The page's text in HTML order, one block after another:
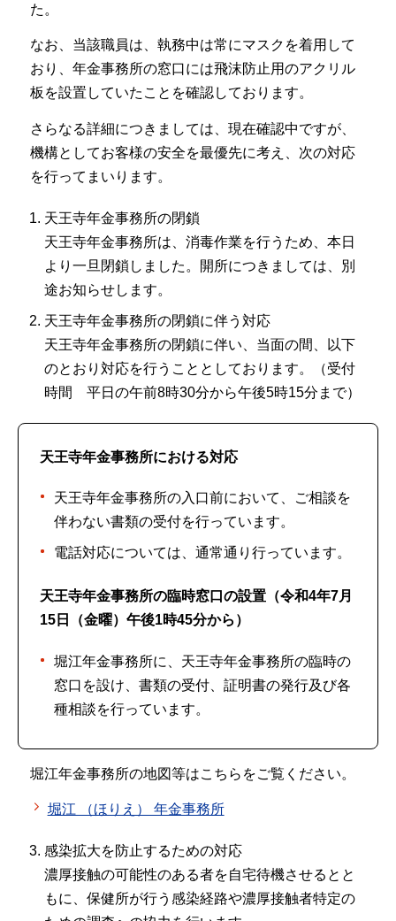
た。
なお、当該職員は、執務中は常にマスクを着用して
おり、年金事務所の窓口には飛沫防止用のアクリル
板を設置していたことを確認しております。
さらなる詳細につきましては、現在確認中ですが、
機構としてお客様の安全を最優先に考え、次の対応
を行ってまいります。
天王寺年金事務所の閉鎖
天王寺年金事務所は、消毒作業を行うため、本日
より一旦閉鎖しました。開所につきましては、別
途お知らせします。
天王寺年金事務所の閉鎖に伴う対応
天王寺年金事務所の閉鎖に伴い、当面の間、以下
のとおり対応を行うこととしております。（受付
時間 平日の午前8時30分から午後5時15分まで）
天王寺年金事務所における対応
天王寺年金事務所の入口前において、ご相談を
伴わない書類の受付を行っています。
電話対応については、通常通り行っています。
天王寺年金事務所の臨時窓口の設置（令和4年7月
15日（金曜）午後1時45分から）
堀江年金事務所に、天王寺年金事務所の臨時の
窓口を設け、書類の受付、証明書の発行及び各
種相談を行っています。
堀江年金事務所の地図等はこちらをご覧ください。
堀江 （ほりえ） 年金事務所
感染拡大を防止するための対応
濃厚接触の可能性のある者を自宅待機させるとと
もに、保健所が行う感染経路や濃厚接触者特定の